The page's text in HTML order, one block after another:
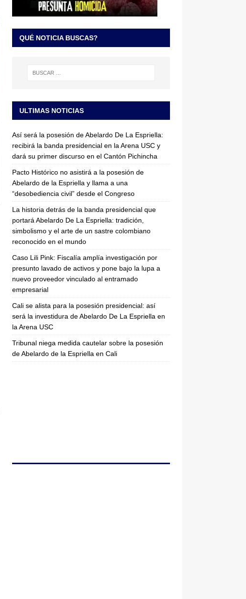
QUÉ NOTICIA BUSCAS?
ULTIMAS NOTICIAS
Así será la posesión de Abelardo De La Espriella:
recibirá la banda presidencial en la Arena USC y
dará su primer discurso en el Cantón Pichincha
Pacto Histórico no asistirá a la posesión de
Abelardo de la Espriella y llama a una
“desobediencia civil” desde el Congreso
La historia detrás de la banda presidencial que
portará Abelardo De La Espriella: tradición,
simbolismo y el arte de un sastre colombiano
reconocido en el mundo
Caso Lili Pink: Fiscalía amplía investigación por
presunto lavado de activos y pone bajo la lupa a
nuevo proveedor vinculado al entramado
empresarial
Cali se alista para la posesión presidencial: así
será la investidura de Abelardo De La Espriella en
la Arena USC
Tribunal niega medida cautelar sobre la posesión
de Abelardo de la Espriella en Cali